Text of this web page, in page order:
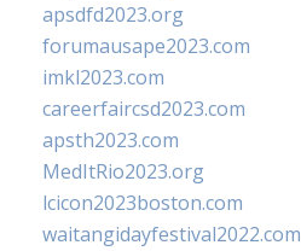
apsdfd2023.org
forumausape2023.com
imkl2023.com
careerfaircsd2023.com
apsth2023.com
MedItRio2023.org
lcicon2023boston.com
waitangidayfestival2022.com